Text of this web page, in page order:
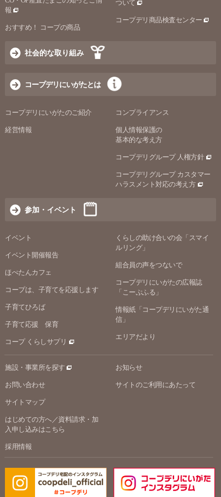
報
おすすめ！ コープの商品
ついて
コープデリ商品検査センター
社会的な取り組み
コープデリにいがたとは
コープデリにいがたのご紹介
経営情報
コンプライアンス
個人情報保護の
基本的な考え方
コープデリグループ 人権方針
コープデリグループ カスタマー
ハラスメント対応の考え方
参加・イベント
イベント
イベント開催報告
ほぺたんカフェ
コープは、子育てを応援します
子育てひろば
子育て応援 保育
コープ くらしサプリ
くらしの助け合いの会「スマイ
ルリング」
組合員の声をつないで
コープデリにいがたの広報誌
「こーぷふる」
情報紙「コープデリにいがた通
信」
エリアだより
施設・事業所を探す
お問い合わせ
サイトマップ
はじめての方へ／資料請求・加
入申し込みはこちら
採用情報
お知らせ
サイトのご利用にあたって